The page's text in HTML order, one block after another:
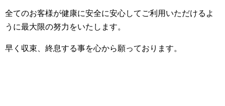
全てのお客様が健康に安全に安心してご利用いただけるよ
うに最大限の努力をいたします。
早く収束、終息する事を心から願っております。